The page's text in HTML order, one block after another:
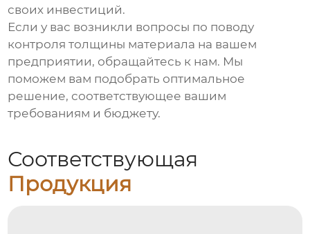
своих инвестиций.
Если у вас возникли вопросы по поводу
контроля толщины материала на вашем
предприятии, обращайтесь к нам. Мы
поможем вам подобрать оптимальное
решение, соответствующее вашим
требованиям и бюджету.
Соответствующая
Продукция